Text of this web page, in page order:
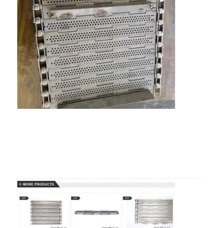
मधुकोश कन्वेयर बेल्ट
कन्वेयर चेन प्लेट
सोलर फोटोवोल्टिक मेश बेल्ट
चेन मेष बेल्ट
सर्पिल फ्रीजर बेल्ट